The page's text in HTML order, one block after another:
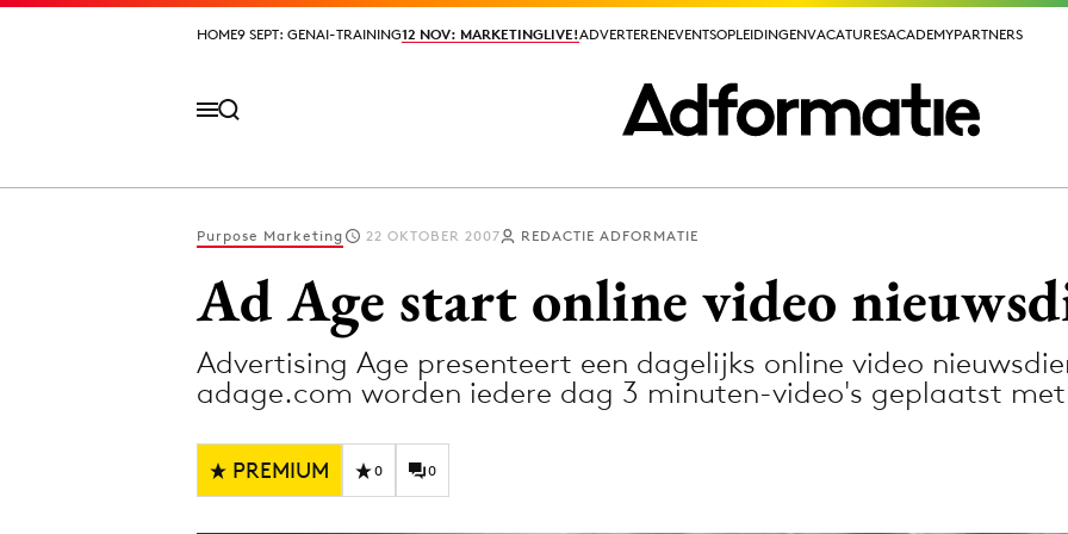
HOME9 SEPT: GENAI-TRAINING12 NOV: MARKETINGLIVE!ADVERTERENEVENTSOPLEIDINGENVACATURESACADEMYPARTNERS
HOME9 SEPT: GENAI-TRAINING12 NOV: MARKETINGLIVE!ADVERTERENEVENTSOPLEIDINGENVACATURESACADEMYPARTNERS
Digital transformation
Diversiteit
Purpose Marketing 22 OKTOBER 2007 REDACTIE ADFORMATIE
Ad Age start online video
Advertising Age presenteert een dagelijks online video
adage.com worden iedere dag 3 minuten-video's geplaatst
PREMIUM 0 0